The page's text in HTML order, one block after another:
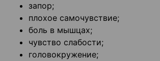
запор;
плохое самочувствие;
боль в мышцах;
чувство слабости;
головокружение;